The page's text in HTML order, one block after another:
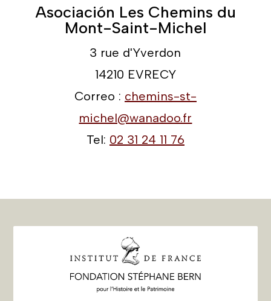
Asociación Les Chemins du
Mont-Saint-Michel
3 rue d'Yverdon
14210 EVRECY
Correo : chemins-st-
michel@wanadoo.fr
Tel: 02 31 24 11 76